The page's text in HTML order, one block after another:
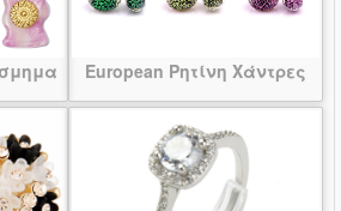
European Ρητίνη Χάντρες